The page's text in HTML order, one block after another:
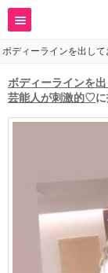
ボディーラインを出し
ボディーラインを
芸能人が刺激的♡